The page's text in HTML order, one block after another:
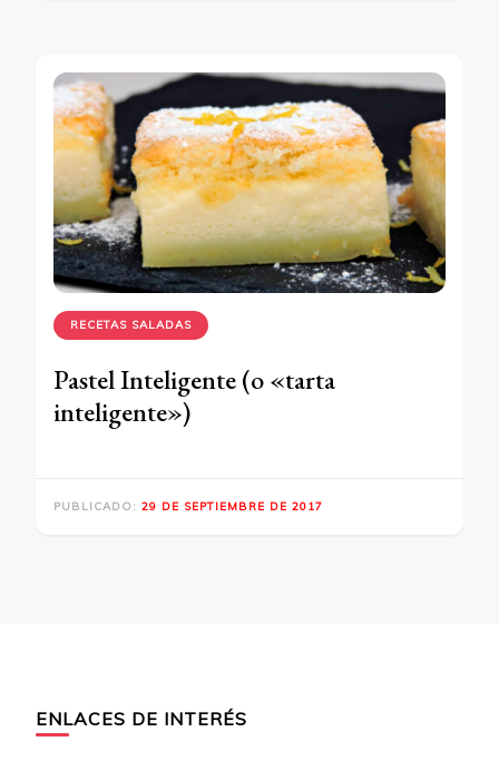
RECETAS SALADAS
Pastel Inteligente (o «tarta
inteligente»)
PUBLICADO: 29 DE SEPTIEMBRE DE 2017
ENLACES DE INTERÉS